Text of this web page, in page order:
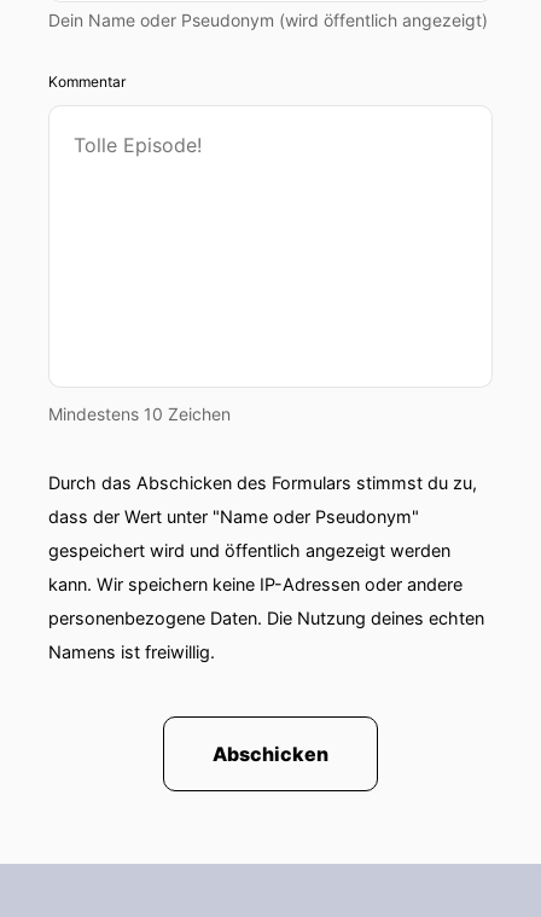
Dein Name oder Pseudonym (wird öffentlich angezeigt)
Kommentar
Mindestens 10 Zeichen
Durch das Abschicken des Formulars stimmst du zu,
dass der Wert unter "Name oder Pseudonym"
gespeichert wird und öffentlich angezeigt werden
kann. Wir speichern keine IP-Adressen oder andere
personenbezogene Daten. Die Nutzung deines echten
Namens ist freiwillig.
Abschicken